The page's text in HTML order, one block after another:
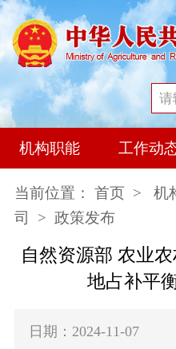
机构职能 工作动
当前位置： 首页 > 机
司
> 政策发布
自然资源部 农业
地占补平
日期：2024-11-07